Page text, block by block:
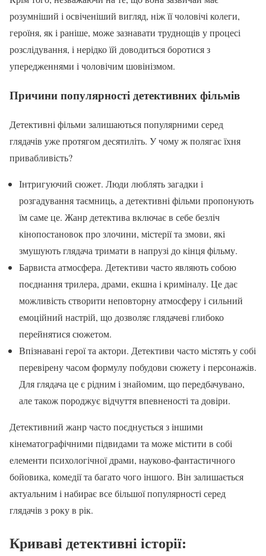
розумніший і освіченіший вигляд, ніж її чоловічі колеги,
героїня, як і раніше, може зазнавати труднощів у процесі
розслідування, і нерідко їй доводиться боротися з
упередженнями і чоловічим шовінізмом.
Причини популярності детективних фільмів
Детективні фільми залишаються популярними серед
глядачів уже протягом десятиліть. У чому ж полягає їхня
привабливість?
Інтригуючий сюжет. Люди люблять загадки і
розгадування таємниць, а детективні фільми пропонують
їм саме це. Жанр детектива включає в себе безліч
кінопостановок про злочини, містерії та змови, які
змушують глядача тримати в напрузі до кінця фільму.
Барвиста атмосфера. Детективи часто являють собою
поєднання трилера, драми, екшна і криміналу. Це дає
можливість створити неповторну атмосферу і сильний
емоційний настрій, що дозволяє глядачеві глибоко
перейнятися сюжетом.
Впізнавані герої та актори. Детективи часто містять у собі
перевірену часом формулу побудови сюжету і персонажів.
Для глядача це є рідним і знайомим, що передбачувано,
але також породжує відчуття впевненості та довіри.
Детективний жанр часто поєднується з іншими
кінематографічними підвидами та може містити в собі
елементи психологічної драми, науково-фантастичного
бойовика, комедії та багато чого іншого. Він залишається
актуальним і набирає все більшої популярності серед
глядачів з року в рік.
Криваві детективні історії: